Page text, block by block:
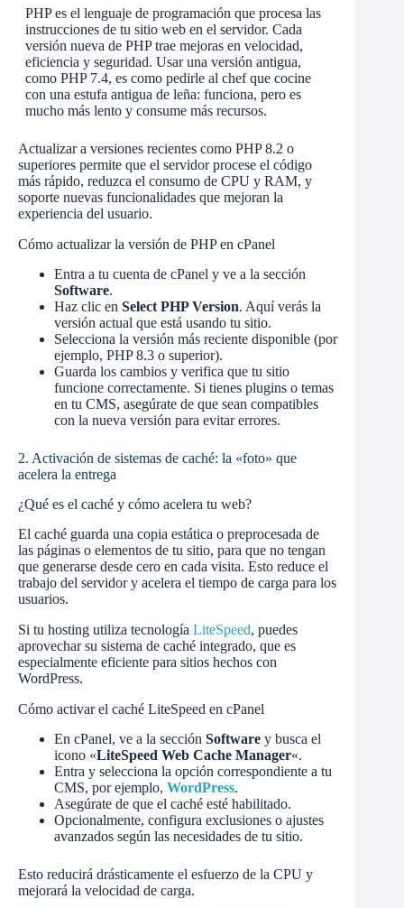
PHP es el lenguaje de programación que procesa las
instrucciones de tu sitio web en el servidor. Cada
versión nueva de PHP trae mejoras en velocidad,
eficiencia y seguridad. Usar una versión antigua,
como PHP 7.4, es como pedirle al chef que cocine
con una estufa antigua de leña: funciona, pero es
mucho más lento y consume más recursos.
Actualizar a versiones recientes como PHP 8.2 o
superiores permite que el servidor procese el código
más rápido, reduzca el consumo de CPU y RAM, y
soporte nuevas funcionalidades que mejoran la
experiencia del usuario.
Cómo actualizar la versión de PHP en cPanel
Entra a tu cuenta de cPanel y ve a la sección
Software.
Haz clic en Select PHP Version. Aquí verás la
versión actual que está usando tu sitio.
Selecciona la versión más reciente disponible (por
ejemplo, PHP 8.3 o superior).
Guarda los cambios y verifica que tu sitio
funcione correctamente. Si tienes plugins o temas
en tu CMS, asegúrate de que sean compatibles
con la nueva versión para evitar errores.
2. Activación de sistemas de caché: la «foto» que
acelera la entrega
¿Qué es el caché y cómo acelera tu web?
El caché guarda una copia estática o preprocesada de
las páginas o elementos de tu sitio, para que no tengan
que generarse desde cero en cada visita. Esto reduce el
trabajo del servidor y acelera el tiempo de carga para los
usuarios.
Si tu hosting utiliza tecnología LiteSpeed, puedes
aprovechar su sistema de caché integrado, que es
especialmente eficiente para sitios hechos con
WordPress.
Cómo activar el caché LiteSpeed en cPanel
En cPanel, ve a la sección Software y busca el
icono «LiteSpeed Web Cache Manager«.
Entra y selecciona la opción correspondiente a tu
CMS, por ejemplo, WordPress.
Asegúrate de que el caché esté habilitado.
Opcionalmente, configura exclusiones o ajustes
avanzados según las necesidades de tu sitio.
Esto reducirá drásticamente el esfuerzo de la CPU y
mejorará la velocidad de carga.